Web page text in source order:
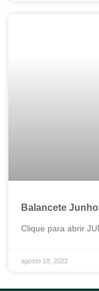
Balancete
Clique para abrir
agosto 18, 2022